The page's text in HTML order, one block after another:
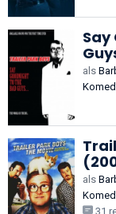
als
als
31